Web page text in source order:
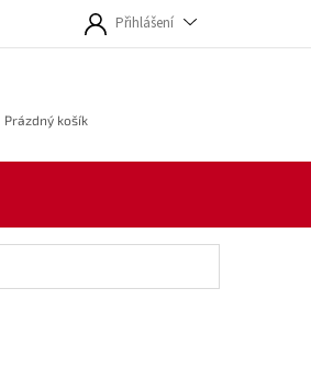
Přihlášení
NÁKUPNÍ
Prázdný košík